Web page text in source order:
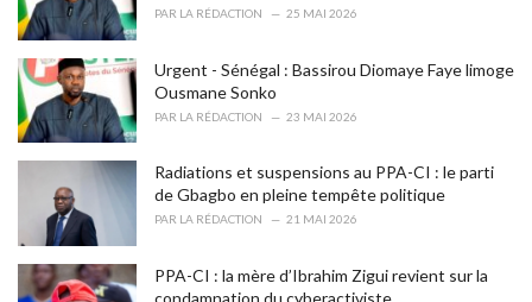
PAR LA RÉDACTION 25 MAI 2026
Urgent - Sénégal : Bassirou Diomaye Faye limoge
Ousmane Sonko
PAR LA RÉDACTION 23 MAI 2026
Radiations et suspensions au PPA-CI : le parti
de Gbagbo en pleine tempête politique
PAR LA RÉDACTION 21 MAI 2026
PPA-CI : la mère d’Ibrahim Zigui revient sur la
condamnation du cyberactiviste